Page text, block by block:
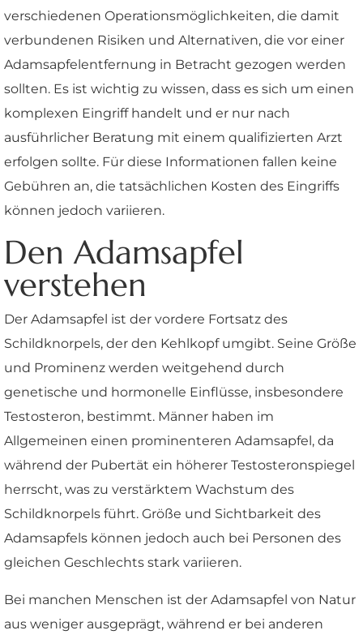
verschiedenen Operationsmöglichkeiten, die damit
verbundenen Risiken und Alternativen, die vor einer
Adamsapfelentfernung in Betracht gezogen werden
sollten. Es ist wichtig zu wissen, dass es sich um einen
komplexen Eingriff handelt und er nur nach
ausführlicher Beratung mit einem qualifizierten Arzt
erfolgen sollte. Für diese Informationen fallen keine
Gebühren an, die tatsächlichen Kosten des Eingriffs
können jedoch variieren.
Den Adamsapfel
verstehen
Der Adamsapfel ist der vordere Fortsatz des
Schildknorpels, der den Kehlkopf umgibt. Seine Größe
und Prominenz werden weitgehend durch
genetische und hormonelle Einflüsse, insbesondere
Testosteron, bestimmt. Männer haben im
Allgemeinen einen prominenteren Adamsapfel, da
während der Pubertät ein höherer Testosteronspiegel
herrscht, was zu verstärktem Wachstum des
Schildknorpels führt. Größe und Sichtbarkeit des
Adamsapfels können jedoch auch bei Personen des
gleichen Geschlechts stark variieren.
Bei manchen Menschen ist der Adamsapfel von Natur
aus weniger ausgeprägt, während er bei anderen